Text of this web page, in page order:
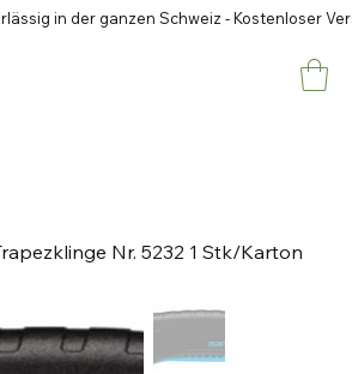
in der ganzen Schweiz - Kostenloser
Nr. 5232 1 Stk/Karton